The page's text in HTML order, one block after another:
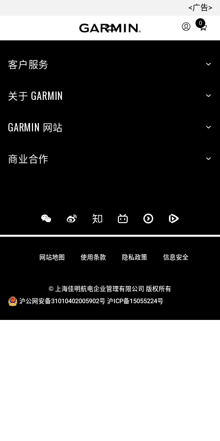
<广告>
0
Total
客户服务
关于 GARMIN
GARMIN 网站
商业合作
© 上海佳明航电企业管理有限公司 版权所有
沪公网安备31010402005902号 沪ICP备15055224号
网站地图 使用条款 隐私政策 信息安全